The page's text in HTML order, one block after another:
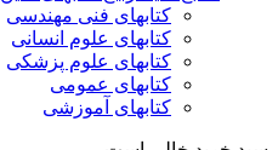
کتابهای فنی مهندسی
کتابهای علوم انسانی
کتابهای علوم پزشکی
کتابهای عمومی
کتابهای آموزشی